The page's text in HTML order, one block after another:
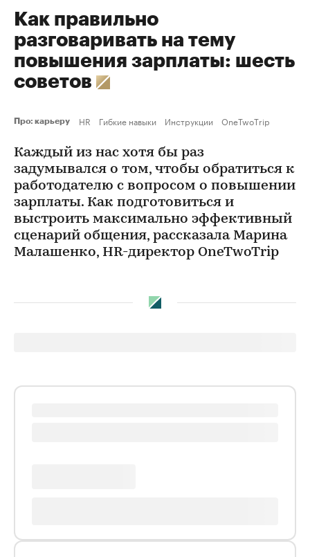
Как правильно
разговаривать на тему
повышения зарплаты: шесть
советов
Про: карьеру HR Гибкие навыки Инструкции OneTwoTrip
Каждый из нас хотя бы раз
задумывался о том, чтобы обратиться к
работодателю с вопросом о повышении
зарплаты. Как подготовиться и
выстроить максимально эффективный
сценарий общения, рассказала Марина
Малашенко, HR-директор OneTwoTrip